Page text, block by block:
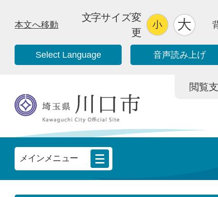
本文へ移動
文字サイズ変
更
Select Language 音声読み上げ
閲覧
メインメニュー